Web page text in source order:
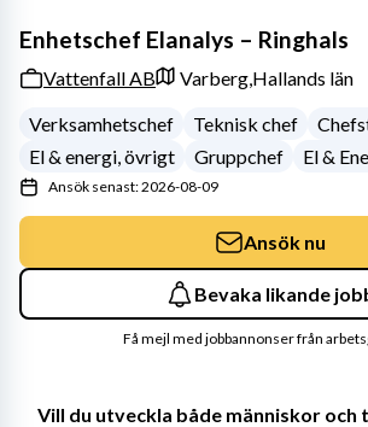
Vill du utveckla både människor och
Enhetschef Elanalys – Ringhals
Vattenfall AB Varberg,Hallands län
Verksamhetschef
Teknisk chef
El & energi, övrigt
Gruppchef El &
Ansök senast: 2026-08-09
Ansök nu
Bevaka likande
Få mejl med jobbannonser från